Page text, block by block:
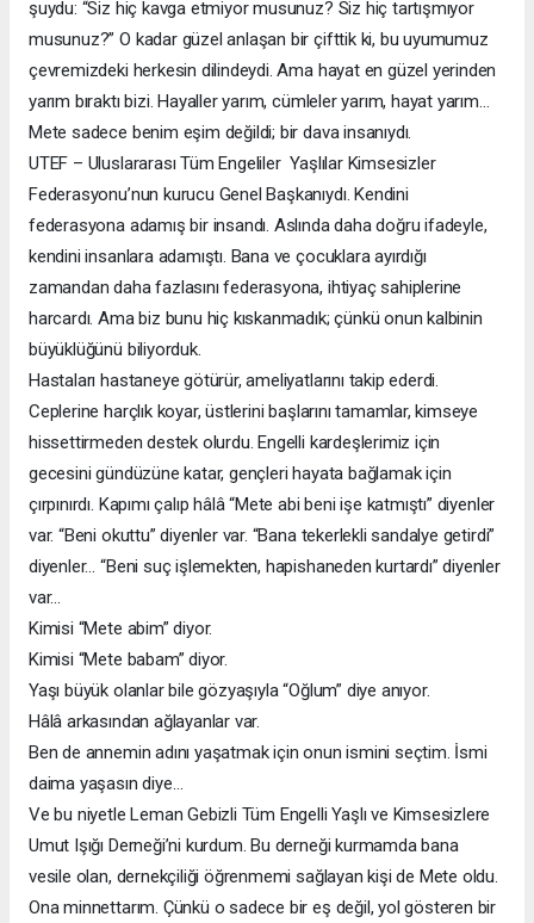
şuydu: “Siz hiç kavga etmiyor musunuz? Siz hiç tartışmıyor
musunuz?” O kadar güzel anlaşan bir çifttik ki, bu uyumumuz
çevremizdeki herkesin dilindeydi. Ama hayat en güzel yerinden
yarım bıraktı bizi. Hayaller yarım, cümleler yarım, hayat yarım…
Mete sadece benim eşim değildi; bir dava insanıydı.
UTEF – Uluslararası Tüm Engeliler Yaşlılar Kimsesizler
Federasyonu’nun kurucu Genel Başkanıydı. Kendini
federasyona adamış bir insandı. Aslında daha doğru ifadeyle,
kendini insanlara adamıştı. Bana ve çocuklara ayırdığı
zamandan daha fazlasını federasyona, ihtiyaç sahiplerine
harcardı. Ama biz bunu hiç kıskanmadık; çünkü onun kalbinin
büyüklüğünü biliyorduk.
Hastaları hastaneye götürür, ameliyatlarını takip ederdi.
Ceplerine harçlık koyar, üstlerini başlarını tamamlar, kimseye
hissettirmeden destek olurdu. Engelli kardeşlerimiz için
gecesini gündüzüne katar, gençleri hayata bağlamak için
çırpınırdı. Kapımı çalıp hâlâ “Mete abi beni işe katmıştı” diyenler
var. “Beni okuttu” diyenler var. “Bana tekerlekli sandalye getirdi”
diyenler… “Beni suç işlemekten, hapishaneden kurtardı” diyenler
var…
Kimisi “Mete abim” diyor.
Kimisi “Mete babam” diyor.
Yaşı büyük olanlar bile gözyaşıyla “Oğlum” diye anıyor.
Hâlâ arkasından ağlayanlar var.
Ben de annemin adını yaşatmak için onun ismini seçtim. İsmi
daima yaşasın diye…
Ve bu niyetle Leman Gebizli Tüm Engelli Yaşlı ve Kimsesizlere
Umut Işığı Derneği’ni kurdum. Bu derneği kurmamda bana
vesile olan, dernekçiliği öğrenmemi sağlayan kişi de Mete oldu.
Ona minnettarım. Çünkü o sadece bir eş değil, yol gösteren bir